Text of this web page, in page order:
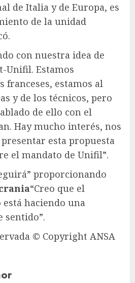
de Italia y de Europa, es
de la unidad
con nuestra idea de
Unifil. Estamos
franceses, estamos al
y de los técnicos, pero
de ello con el
Hay mucho interés, nos
esta propuesta
el mandato de Unifil”.
proporcionando
“Creo que el
haciendo una
sentido”.
© Copyright ANSA